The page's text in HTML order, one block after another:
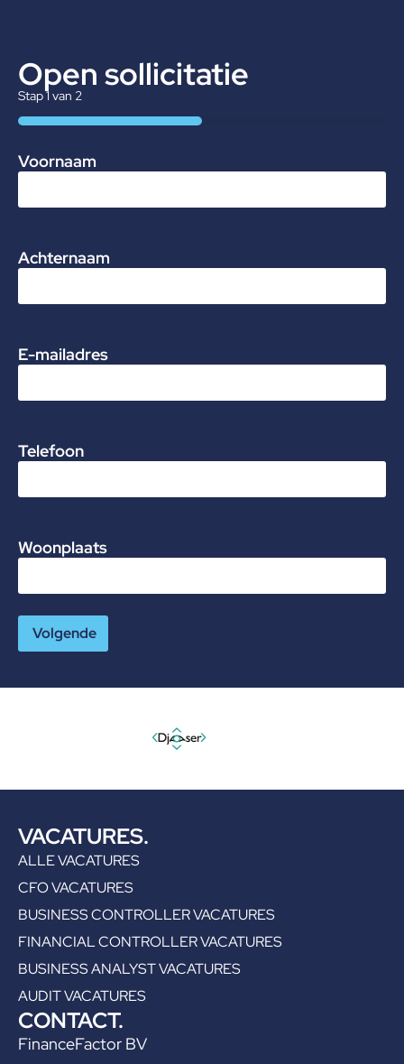
Open sollicitatie
Stap1 van 2
50%
Voornaam
Achternaam
E-mailadres
Telefoon
Woonplaats
VACATURES.
ALLE VACATURES
CFO VACATURES
BUSINESS CONTROLLER VACATURES
FINANCIAL CONTROLLER VACATURES
BUSINESS ANALYST VACATURES
AUDIT VACATURES
CONTACT.
FinanceFactor BV